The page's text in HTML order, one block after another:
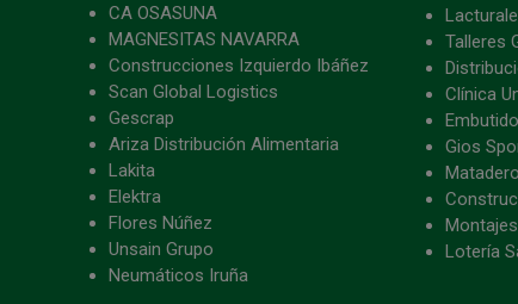
CA OSASUNA
MAGNESITAS NAVARRA
Construcciones Izquierdo Ibáñez
Scan Global Logistics
Gescrap
Ariza Distribución Alimentaria
Lakita
Elektra
Flores Núñez
Unsain Grupo
Neumáticos Iruña
Lacturale
Talleres
Clínica
Gios
Lotería